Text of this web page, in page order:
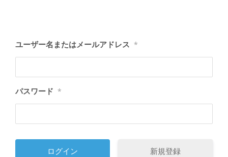
ユーザー名またはメールアドレス *
パスワード *
新規登録